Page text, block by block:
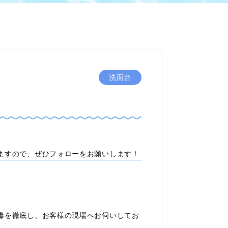
洗面台
ので、ぜひフォローをお願いします！
徹底し、お客様の現場へお伺いしてお